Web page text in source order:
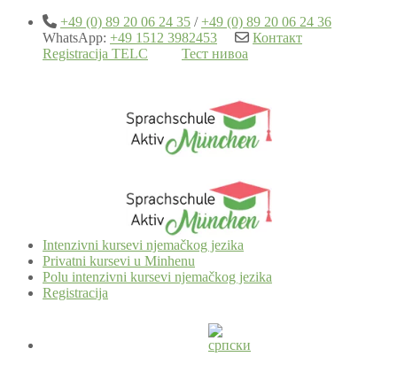
+49 (0) 89 20 06 24 35 /+49 (0) 89 20 06 24 36
WhatsApp: +49 1512 3982453
Контакт
Registracija TELC
Тест нивоа
Intenzivni kursevi njemačkog jezika
Privatni kursevi u Minhenu
Polu intenzivni kursevi njemačkog jezika
Registracija